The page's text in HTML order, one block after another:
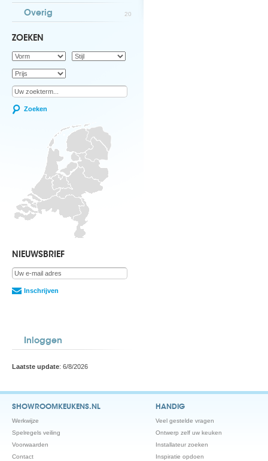
Overig 20
ZOEKEN
Zoeken
NIEUWSBRIEF
Inschrijven
Inloggen
Laatste update: 6/8/2026
SHOWROOMKEUKENS.NL
Werkwijze
Spelregels veiling
Voorwaarden
Contact
HANDIG
Veel gestelde vragen
Ontwerp zelf uw keuken
Installateur zoeken
Inspiratie opdoen